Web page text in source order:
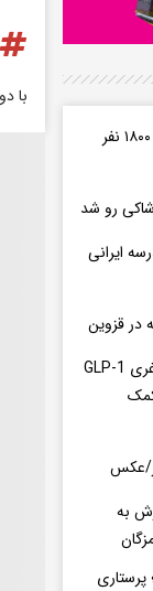
با
شمار قربانیان ابولا در کنگو از ۱۸۰۰ نفر
ایرانی
محققان تایلندی: داروهای لاغری GLP-1
عکس
به
پرستاری